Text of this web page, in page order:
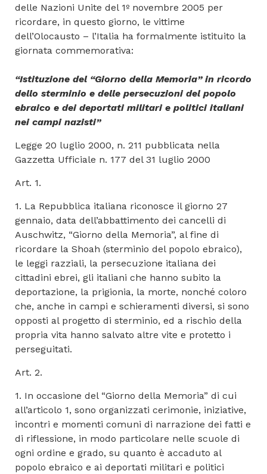
delle Nazioni Unite del 1º novembre 2005 per
ricordare, in questo giorno, le vittime
dell’Olocausto – l’Italia ha formalmente istituito la
giornata commemorativa:
“Istituzione del “Giorno della Memoria” in ricordo
dello sterminio e delle persecuzioni del popolo
ebraico e dei deportati militari e politici italiani
nei campi nazisti”
Legge 20 luglio 2000, n. 211 pubblicata nella
Gazzetta Ufficiale n. 177 del 31 luglio 2000
Art. 1.
1. La Repubblica italiana riconosce il giorno 27
gennaio, data dell’abbattimento dei cancelli di
Auschwitz, “Giorno della Memoria”, al fine di
ricordare la Shoah (sterminio del popolo ebraico),
le leggi razziali, la persecuzione italiana dei
cittadini ebrei, gli italiani che hanno subito la
deportazione, la prigionia, la morte, nonché coloro
che, anche in campi e schieramenti diversi, si sono
opposti al progetto di sterminio, ed a rischio della
propria vita hanno salvato altre vite e protetto i
perseguitati.
Art. 2.
1. In occasione del “Giorno della Memoria” di cui
all’articolo 1, sono organizzati cerimonie, iniziative,
incontri e momenti comuni di narrazione dei fatti e
di riflessione, in modo particolare nelle scuole di
ogni ordine e grado, su quanto è accaduto al
popolo ebraico e ai deportati militari e politici